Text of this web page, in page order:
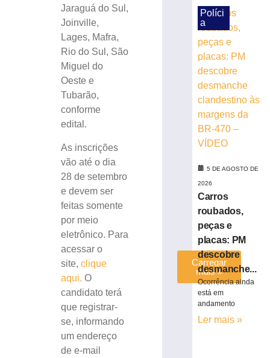
Jaraguá do Sul,
Joinville,
Lages, Mafra,
Rio do Sul, São
Miguel do
Oeste e
Tubarão,
conforme
edital.
As inscrições
vão até o dia
28 de setembro
e devem ser
feitas somente
por meio
eletrônico. Para
acessar o
site, clique
aqui.O
candidato terá
que registrar-
se, informando
um endereço
de e-mail
descobre
desmanche
clandestino
margens
VÍDEO
agosto
Carregar
mais »
Políci
a
5 DE AGOSTO DE
2026
Carros
roubados,
peças e
placas: PM
descobre
desmanche...
Ocorrência ainda
está em
andamento
Ler mais »